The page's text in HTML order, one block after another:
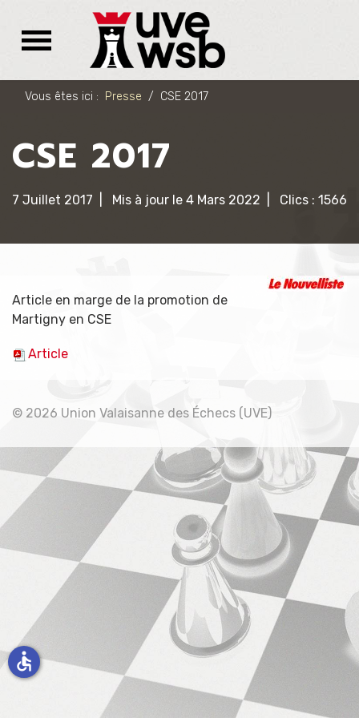
Vous êtes ici : Presse CSE 2017
CSE 2017
7 Juillet 2017 Mis à jour le 4 Mars 2022 Clics : 1566
Article en marge de la promotion de
Martigny en CSE
Article
© 2026 Union Valaisanne des Échecs (UVE)
accessible